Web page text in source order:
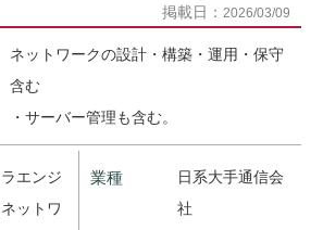
掲載日： 2026/03/09
ネットワークの設計・構築・運用・保守
含む
・サーバー管理も含む。
エンジ
ットワ
業種
日系大手通信会
社